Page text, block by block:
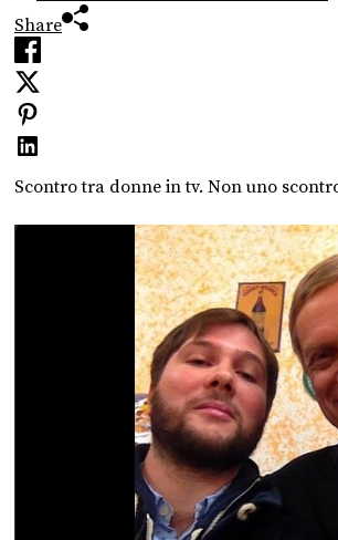
Share
Scontro tra donne in tv. Non uno